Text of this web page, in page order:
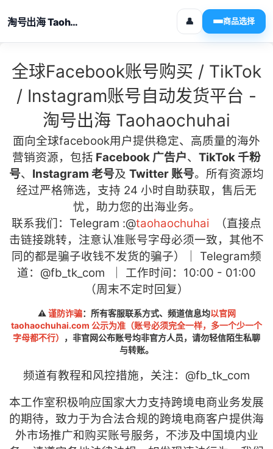
淘号出海 Taohaochuhai 👤 商品选择
全球Facebook账号购买 / TikTok
/ Instagram账号自动发货平台 -
淘号出海 Taohaochuhai
面向全球facebook用户提供稳定、高质量的海外
营销资源，包括 Facebook 广告户、 TikTok 千粉
号、 Instagram 老号及 Twitter 账号。所有资源均
经过严格筛选，支持 24 小时自助获取，售后无
忧，助力您的出海业务。
联系我们：Telegram :@taohaochuhai
（直接点
击链接跳转，注意认准账号字母必须一致，其他不
同的都是骗子收钱不发货的骗子）｜ Telegram频
道： @fb_tk_com ｜ 工作时间：10:00 - 01:00
（周末不定时回复）
⚠️ 谨防诈骗：所有客服联系方式、频道信息均以官网
taohaochuhai.com 公示为准（账号必须完全一样，多一个少一个
字母都不行）
，非官网公布账号均非官方人员，请勿轻信陌生私聊
与转账。
频道有教程和风控措施，关注： @fb _tk_com
本工作室积极响应国家大力支持跨境电商业务发展
的期待，致力于为合法合规的跨境电商客户提供海
外市场推广和购买账号服务，不涉及中国境内业